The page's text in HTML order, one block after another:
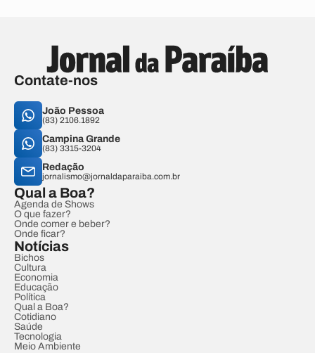
Contate-nos
João Pessoa
(83) 2106.1892
Campina Grande
(83) 3315-3204
Redação
jornalismo@jornaldaparaiba.com.br
Qual a Boa?
Agenda de Shows
O que fazer?
Onde comer e beber?
Onde ficar?
Notícias
Bichos
Cultura
Economia
Educação
Política
Qual a Boa?
Cotidiano
Saúde
Tecnologia
Meio Ambiente